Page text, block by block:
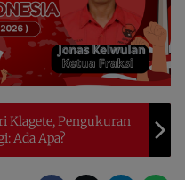
Klagete, Pengukuran
Ada Apa?